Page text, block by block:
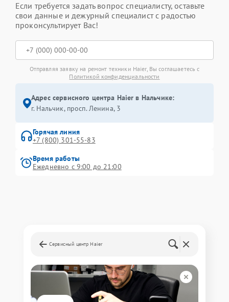
Если требуется задать вопрос специалисту, оставьте
свои данные и дежурный специалист с радостью
проконсультирует Вас!
Отправляя заявку на ремонт техники Haier, Вы соглашаетесь с
Политикой конфиденциальности
Адрес сервисного центра Haier в Нальчике:
г. Нальчик, просп. Ленина, 3
Горячая линия
+7 (800) 301-55-83
Время работы
Ежедневно с 9:00 до 21:00
Сервисный центр Haier